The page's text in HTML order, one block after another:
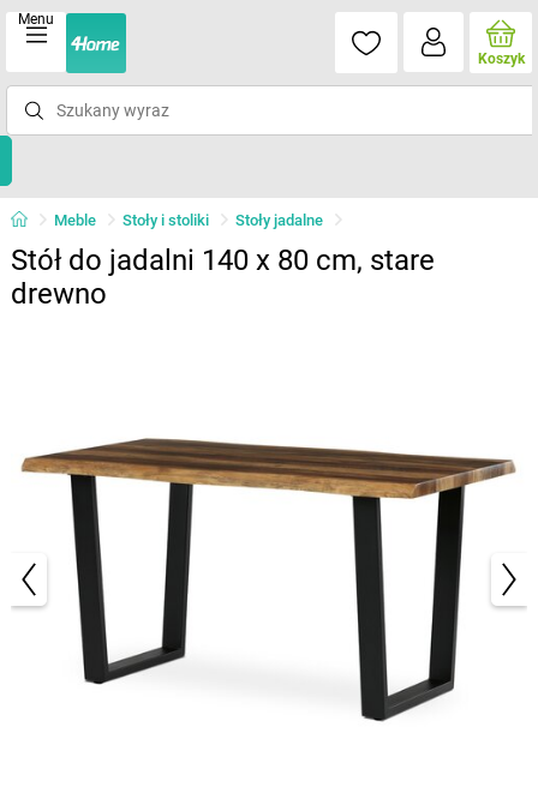
Menu
Koszyk
Meble Stoły i stoliki Stoły jadalne
Stół do jadalni 140 x 80 cm, stare
drewno